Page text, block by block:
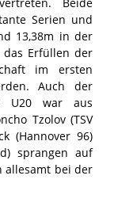
Serien und
13,38m in der
das Erfüllen der
im ersten
Auch der
U20 war aus
Tzolov (TSV
(Hannover 96)
sprangen auf
allesamt bei der